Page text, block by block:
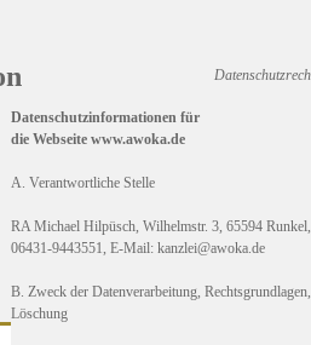
Datenschutzinformationen für
die Webseite www.awoka.de
A. Verantwortliche Stelle
RA Michael Hilpüsch, Wilhelmstr. 3, 65594
06431-9443551, E-Mail: kanzlei@awoka.de
B. Zweck der Datenverarbeitung,
Löschung